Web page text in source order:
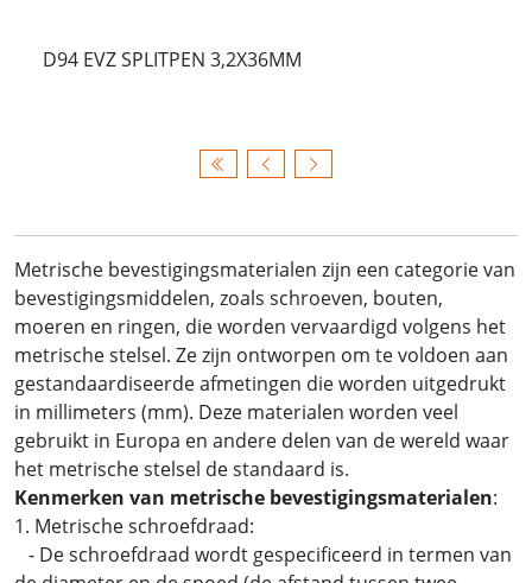
D94 EVZ SPLITPEN 3,2X36MM
Metrische bevestigingsmaterialen zijn een categorie van
bevestigingsmiddelen, zoals schroeven, bouten,
moeren en ringen, die worden vervaardigd volgens het
metrische stelsel. Ze zijn ontworpen om te voldoen aan
gestandaardiseerde afmetingen die worden uitgedrukt
in millimeters (mm). Deze materialen worden veel
gebruikt in Europa en andere delen van de wereld waar
het metrische stelsel de standaard is.
Kenmerken van metrische bevestigingsmaterialen:
1. Metrische schroefdraad:
- De schroefdraad wordt gespecificeerd in termen van